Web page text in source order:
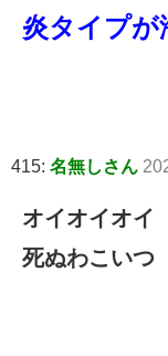
炎タイプが
415: 名無しさん
オイオイオイ
死ぬわこいつ